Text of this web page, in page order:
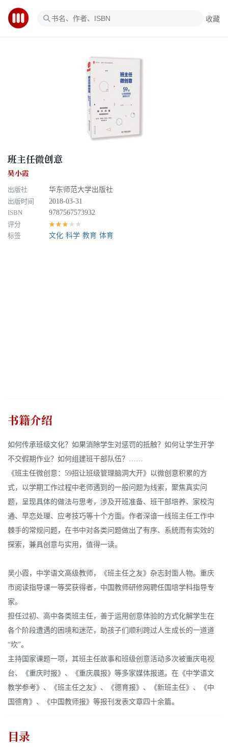
收藏
班主任微创意
吴小霞
出版社
华东师范大学出版社
出版时间
2018-03-31
ISBN
9787567573932
评分
★★★★★
标签 文化 科学 教育 体育
书籍介绍
如何传承班级文化？如果消除学生对惩罚的抵触？如何让学生开学
不交假期作业？如何组建班干部队伍？……
《班主任微创意：59招让班级管理脑洞大开》以微创意积累的方
式，以学期工作过程中老师遇到的一般问题为线索，聚焦真实问
题，呈现具体的做法与思考，涉及开班准备、班干部培养、家校沟
通、早恋处理、应考技巧等十个方面。作者深谙一线班主任工作中
棘手的常规问题，在书中对各类问题做出了有序、系统而有实效的
探索，兼具创意与实用，值得一读。
吴小霞，中学语文高级教师，《班主任之友》杂志封面人物。重庆
市阅读指导课一等奖获得者，中国教师研修网聘任国培学科指导专
家。
担任过初、高中各类班主任，善于运用创意体验的方式化解学生在
各个阶段遭遇的困境和迷茫，助孩子们顺利跨过人生成长的一道道
“坎”。
主持国家课题一项，其班主任故事和班级创意活动多次被重庆电视
台、《重庆时报》、《重庆晨报》等多家媒体报道。在《中学语文
教学参考》、《班主任之友》、《德育报》、《新班主任》、《中
国德育》、《中国教师报》等报刊发表文章四十余篇。
目录